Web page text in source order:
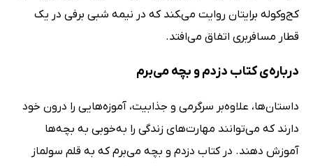
کج‌وکوله برایتان روایت می‌‍کند که در نیمه شبی برفی در یک
قطار مسافربری اتفاق می‌افتد.
درباره‌ی کتاب دزدم و بچه می‌برم
داستان‌ها، علاوه‌بر سرگرمی و جذابیت، آموزه‌هایی را درون خود
دارند که می‌توانند مهارت‌های زندگی را به‌خوبی به بچه‌ها
آموزش دهند. در کتاب دزدم و بچه می‌برم که به قلم سولماز